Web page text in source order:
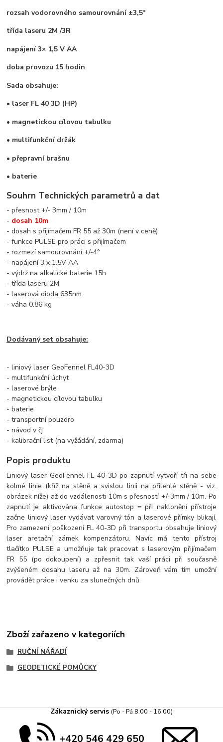
rozsah vodorovného samourovnání ±3,5°
třída laseru 2M /3R
napájení 3× 1,5 V AA
doba provozu 15 hodin
Sada obsahuje:
• laser FL 40 3D (HP)
• magnetickou cílovou tabulku
• multifunkční držák
• přepravní brašnu
• baterie
Souhrn Technických parametrů a dat
- přesnost +/- 3mm / 10m
- dosah 10m
- dosah s přijímačem FR 55 až 30m (není v ceně)
- funkce PULSE pro práci s přijímačem
- rozmezí samourovnání +/-4°
- napájení 3 x 1.5V AA
- výdrž na alkalické baterie 15h
- třída laseru 2M
- laserová dioda 635nm
- váha 0.86 kg
Dodávaný set obsahuje:
- liniový laser GeoFennel FL40-3D
- multifunkční úchyt
- laserové brýle
- magnetickou cílovou tabulku
- baterie
- transportní pouzdro
- návod v čj
- kalibrační list (na vyžádání, zdarma)
Popis produktu
Liniový laser GeoFennel FL 40-3D po zapnutí vytvoří tři na sebe
kolmé linie (kříž na stěně a svislou linii na přilehlé stěně - viz.
obrázek níže) až do vzdálenosti 10m s přesností +/-3mm / 10m. Po
zapnutí je aktivována funkce autostop = při naklonění přístroje
začne liniový laser vydávat varovný tón a laserové přímky blikají.
Pro zamezení poškození FL 40-3D při transportu obsahuje liniový
laser aretační zámek kompenzátoru. Navíc má tento přístroj
tlačítko PULSE a umožňuje tak pracovat s laserovým přijímačem
FR 55 (po dokoupení) a zpřesnit tak vaší práci při současně
zvýšeném dosahu laseru až na 30m. Zároveň vám tím umožní
provádět práce i venku za slunečných dnů.
Zboží zařazeno v kategoriích
RUČNÍ NÁŘADÍ
GEODETICKÉ POMŮCKY
Zákaznický servis (Po - Pá 8:00 - 16:00)
+420 546 429 650